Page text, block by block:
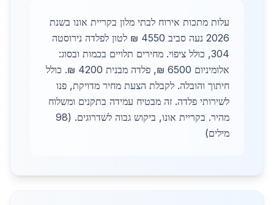
עלות מתכות אירוח לבתי מלון בקריית אונו בשנת
2026 נעה סביב 4550 ₪ לטון לפלדה נירוסטה
304, כולל ציפוי. מחירים תלויים בכמות ובסוג:
אלומיניום 6500 ₪, פלדה מבנית 4200 ₪. כולל
חיתוך והובלה. לקבלת הצעת מחיר מדויקת, פנו
לשירותי פלדה. זה מבטיח עמידה בתקנים ומשלוח
מהיר. בקריית אונו, ביקוש גבוה לשדרוגים. (98
מילים)